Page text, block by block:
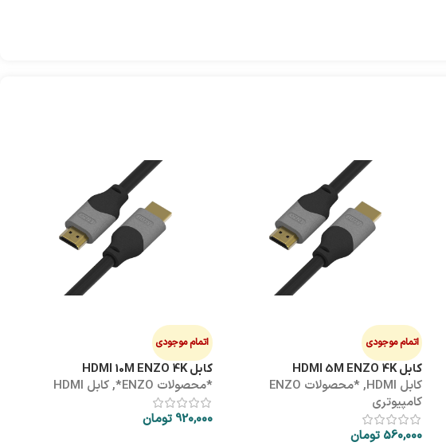
اتمام موجودی
کابل HDMI 5M ENZO 4K
کابل HDMI ,
*محصولات ENZO
کامپیوتری
560,000 تومان
اتمام موجودی
کابل HDMI 10M ENZO 4K
*محصولات ENZO* ,کابل HDMI
920,000 تومان